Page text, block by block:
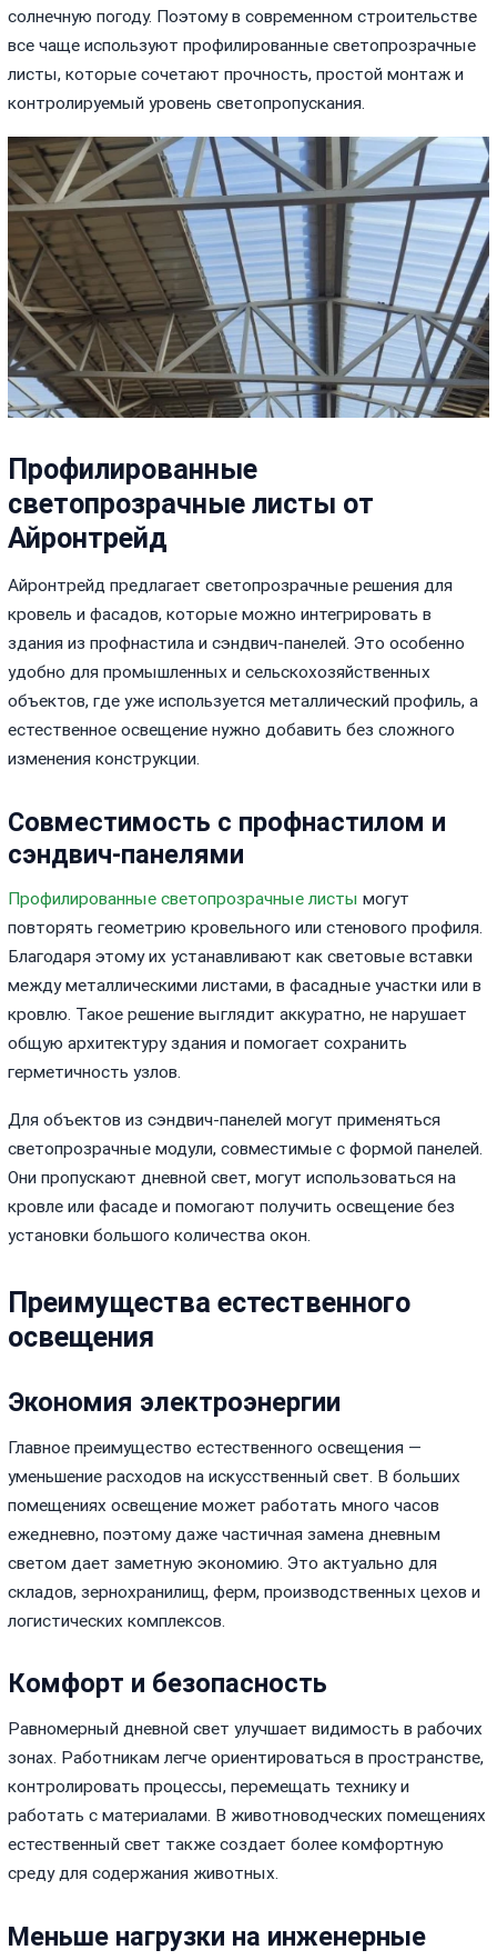
солнечную погоду. Поэтому в современном строительстве
все чаще используют профилированные светопрозрачные
листы, которые сочетают прочность, простой монтаж и
контролируемый уровень светопропускания.
Профилированные
светопрозрачные листы от
Айронтрейд
Айронтрейд предлагает светопрозрачные решения для
кровель и фасадов, которые можно интегрировать в
здания из профнастила и сэндвич-панелей. Это особенно
удобно для промышленных и сельскохозяйственных
объектов, где уже используется металлический профиль, а
естественное освещение нужно добавить без сложного
изменения конструкции.
Совместимость с профнастилом и
сэндвич-панелями
Профилированные светопрозрачные листы могут
повторять геометрию кровельного или стенового профиля.
Благодаря этому их устанавливают как световые вставки
между металлическими листами, в фасадные участки или в
кровлю. Такое решение выглядит аккуратно, не нарушает
общую архитектуру здания и помогает сохранить
герметичность узлов.
Для объектов из сэндвич-панелей могут применяться
светопрозрачные модули, совместимые с формой панелей.
Они пропускают дневной свет, могут использоваться на
кровле или фасаде и помогают получить освещение без
установки большого количества окон.
Преимущества естественного
освещения
Экономия электроэнергии
Главное преимущество естественного освещения —
уменьшение расходов на искусственный свет. В больших
помещениях освещение может работать много часов
ежедневно, поэтому даже частичная замена дневным
светом дает заметную экономию. Это актуально для
складов, зернохранилищ, ферм, производственных цехов и
логистических комплексов.
Комфорт и безопасность
Равномерный дневной свет улучшает видимость в рабочих
зонах. Работникам легче ориентироваться в пространстве,
контролировать процессы, перемещать технику и
работать с материалами. В животноводческих помещениях
естественный свет также создает более комфортную
среду для содержания животных.
Меньше нагрузки на инженерные